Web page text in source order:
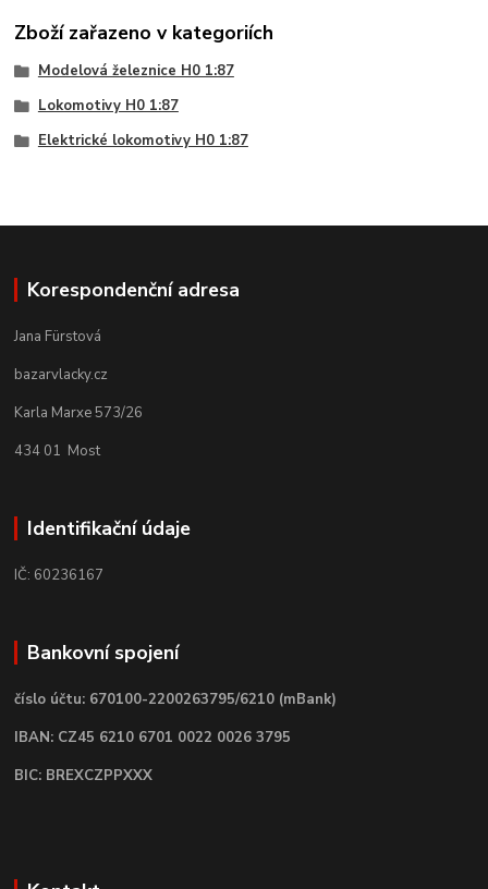
Zboží zařazeno v kategoriích
Modelová železnice H0 1:87
Lokomotivy H0 1:87
Elektrické lokomotivy H0 1:87
Korespondenční adresa
Jana Fürstová
bazarvlacky.cz
Karla Marxe 573/26
434 01 Most
Identifikační údaje
IČ: 60236167
Bankovní spojení
číslo účtu: 670100-2200263795/6210 (mBank)
IBAN: CZ45 6210 6701 0022 0026 3795
BIC: BREXCZPPXXX